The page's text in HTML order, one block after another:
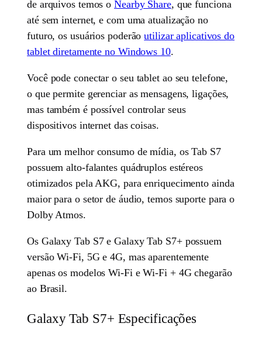
de arquivos temos oNearby Share, que funciona
até sem internet, e com uma atualização no
futuro, os usuários poderãoutilizar aplicativos do
tablet diretamente no Windows 10.
Você pode conectar o seu tablet ao seu telefone,
o que permite gerenciar as mensagens, ligações,
mas também é possível controlar seus
dispositivos internet das coisas.
Para um melhor consumo de mídia, os Tab S7
possuem alto-falantes quádruplos estéreos
otimizados pela AKG, para enriquecimento ainda
maior para o setor de áudio, temos suporte para o
Dolby Atmos.
Os Galaxy Tab S7 e Galaxy Tab S7+ possuem
versão Wi-Fi, 5G e 4G, mas aparentemente
apenas os modelos Wi-Fi e Wi-Fi + 4G chegarão
ao Brasil.
Galaxy Tab S7+ Especificações